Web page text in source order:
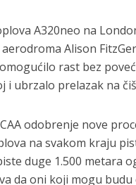
A320neo na
Alison
rast bez
ubrzalo prelazak na
odobrenje nove
na svakom kraju
duge 1.500 metara
da oni koji mogu